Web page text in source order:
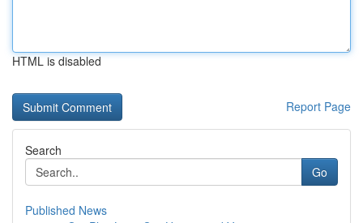
HTML is disabled
Report Page
Search
Go
Published News